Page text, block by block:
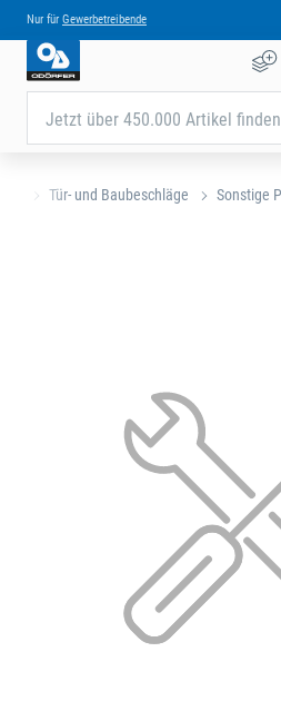
Nur für Gewerbetreibende
Jetzt über 450.000 Artikel finden
Tür- und Baubeschläge Sonstige